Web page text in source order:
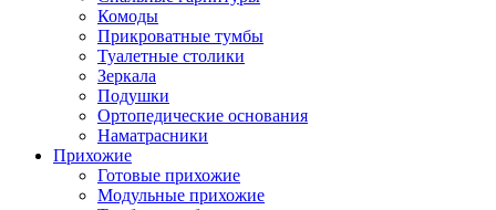
Комоды
Прикроватные тумбы
Туалетные столики
Зеркала
Подушки
Ортопедические основания
Наматрасники
Прихожие
Готовые прихожие
Модульные прихожие